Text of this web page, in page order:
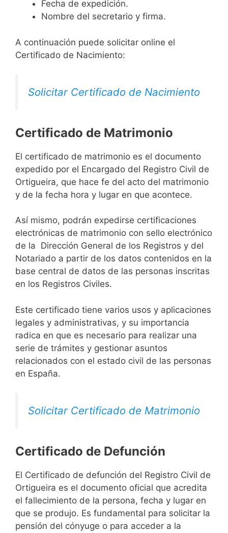
Fecha de expedición.
Nombre del secretario y firma.
A continuación puede solicitar online el
Certificado de Nacimiento:
Solicitar Certificado de Nacimiento
Certificado de Matrimonio
El certificado de matrimonio es el documento
expedido por el Encargado del Registro Civil de
Ortigueira, que hace fe del acto del matrimonio
y de la fecha hora y lugar en que acontece.
Así mismo, podrán expedirse certificaciones
electrónicas de matrimonio con sello electrónico
de la Dirección General de los Registros y del
Notariado a partir de los datos contenidos en la
base central de datos de las personas inscritas
en los Registros Civiles.
Este certificado tiene varios usos y aplicaciones
legales y administrativas, y su importancia
radica en que es necesario para realizar una
serie de trámites y gestionar asuntos
relacionados con el estado civil de las personas
en España.
Solicitar Certificado de Matrimonio
Certificado de Defunción
El Certificado de defunción del Registro Civil de
Ortigueira es el documento oficial que acredita
el fallecimiento de la persona, fecha y lugar en
que se produjo. Es fundamental para solicitar la
pensión del cónyuge o para acceder a la